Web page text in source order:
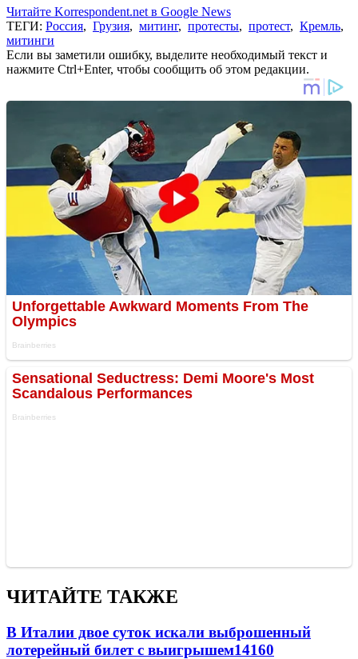
Читайте Korrespondent.net в Google News
ТЕГИ: Россия, Грузия, митинг, протесты, протест, Кремль,
митинги
Если вы заметили ошибку, выделите необходимый текст и
нажмите Ctrl+Enter, чтобы сообщить об этом редакции.
ЧИТАЙТЕ ТАКЖЕ
В Италии двое суток искали выброшенный
лотерейный билет с выигрышем14160